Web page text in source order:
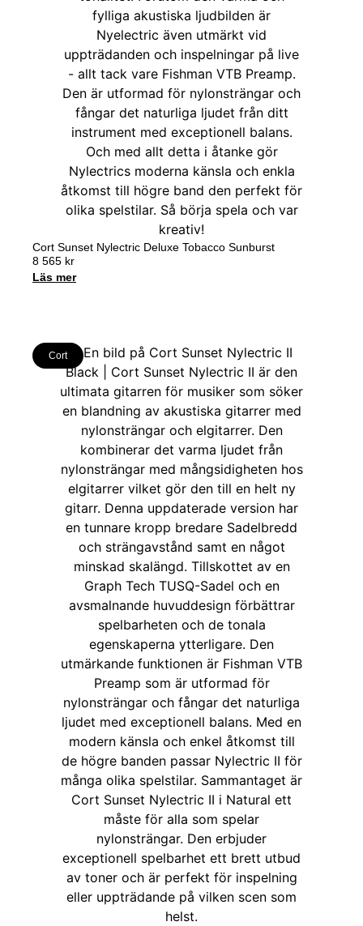
Cort Sunset Nylectric Deluxe Tobacco Sunburst
8 565 kr
Läs mer
Cort